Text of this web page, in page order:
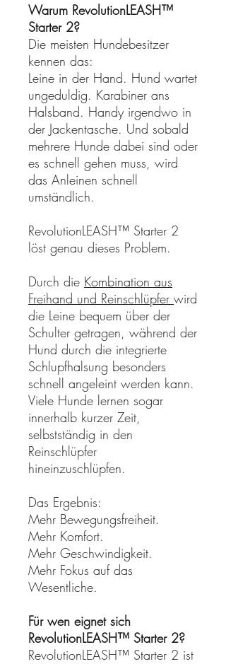
Warum RevolutionLEASH™
Starter 2?
Die meisten Hundebesitzer
kennen das:
Leine in der Hand. Hund wartet
ungeduldig. Karabiner ans
Halsband. Handy irgendwo in
der Jackentasche. Und sobald
mehrere Hunde dabei sind oder
es schnell gehen muss, wird
das Anleinen schnell
umständlich.
RevolutionLEASH™ Starter 2
löst genau dieses Problem.
Durch die Kombination aus
Freihand und Reinschlüpfer wird
die Leine bequem über der
Schulter getragen, während der
Hund durch die integrierte
Schlupfhalsung besonders
schnell angeleint werden kann.
Viele Hunde lernen sogar
innerhalb kurzer Zeit,
selbstständig in den
Reinschlüpfer
hineinzuschlüpfen.
Das Ergebnis:
Mehr Bewegungsfreiheit.
Mehr Komfort.
Mehr Geschwindigkeit.
Mehr Fokus auf das
Wesentliche.
Für wen eignet sich
RevolutionLEASH™ Starter 2?
RevolutionLEASH™ Starter 2 ist